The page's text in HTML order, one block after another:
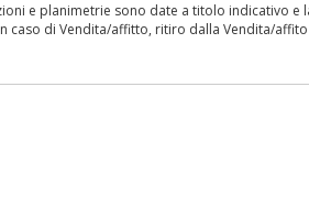
e planimetrie sono date a titolo indicativo e
caso di Vendita/affitto, ritiro dalla Vendita/